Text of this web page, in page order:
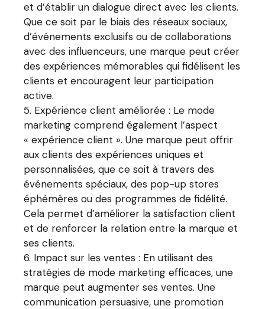
et d’établir un dialogue direct avec les clients.
Que ce soit par le biais des réseaux sociaux,
d’événements exclusifs ou de collaborations
avec des influenceurs, une marque peut créer
des expériences mémorables qui fidélisent les
clients et encouragent leur participation
active.
Expérience client améliorée : Le mode
marketing comprend également l’aspect
« expérience client ». Une marque peut offrir
aux clients des expériences uniques et
personnalisées, que ce soit à travers des
événements spéciaux, des pop-up stores
éphémères ou des programmes de fidélité.
Cela permet d’améliorer la satisfaction client
et de renforcer la relation entre la marque et
ses clients.
Impact sur les ventes : En utilisant des
stratégies de mode marketing efficaces, une
marque peut augmenter ses ventes. Une
communication persuasive, une promotion